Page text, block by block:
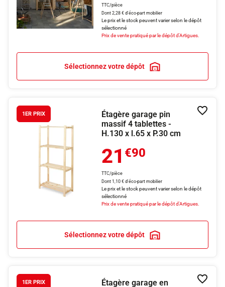
TTC/pièce
Dont 2,28 € d'éco-part mobilier
Le prix et le stock peuvent varier selon le dépôt
sélectionné
Prix de vente pratiqué par le dépôt d'Artigues.
Sélectionnez votre dépôt
1ER PRIX
Étagère garage pin
massif 4 tablettes -
H.130 x l.65 x P.30 cm
21 €90
TTC/pièce
Dont 1,10 € d'éco-part mobilier
Le prix et le stock peuvent varier selon le dépôt
sélectionné
Prix de vente pratiqué par le dépôt d'Artigues.
Sélectionnez votre dépôt
1ER PRIX Étagère garage en